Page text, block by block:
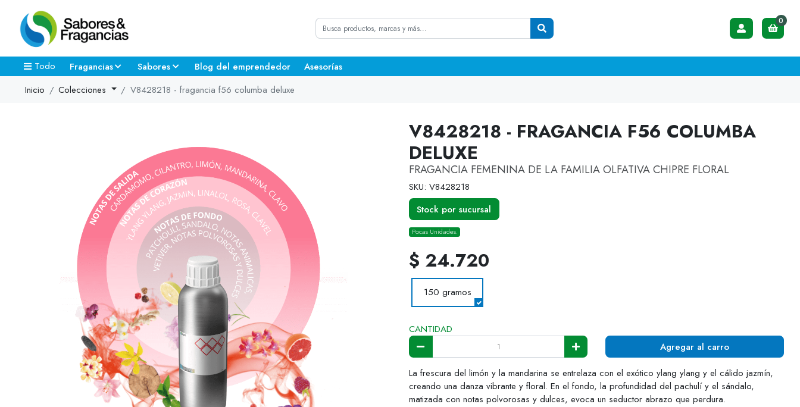
0
Todo Fragancias Sabores Blog del emprendedor
Asesorías
Inicio
Colecciones V8428218 - fragancia f56 columba deluxe
V8428218 - FRAGANCIA F56 COLUMBA
DELUXE
FRAGANCIA FEMENINA DE LA FAMILIA OLFATIVA CHIPRE FLORAL
SKU: V8428218
Stock por sucursal
Pocas Unidades.
$ 24.720
150 gramos
CANTIDAD
Agregar al carro
La frescura del limón y la mandarina se entrelaza con el exótico ylang ylang y el cálido jazmín,
creando una danza vibrante y floral. En el fondo, la profundidad del pachulí y el sándalo,
matizada con notas polvorosas y dulces, evoca un seductor abrazo que perdura.